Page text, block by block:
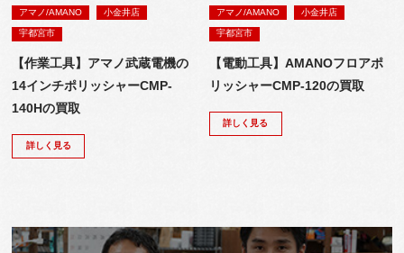
アマノ/AMANO 小金井店
宇都宮市
【作業工具】アマノ武蔵電機の
14インチポリッシャーCMP-
140Hの買取
詳しく見る
アマノ/AMANO 小金井店
宇都宮市
【電動工具】AMANOフロアポ
リッシャーCMP-120の買取
詳しく見る